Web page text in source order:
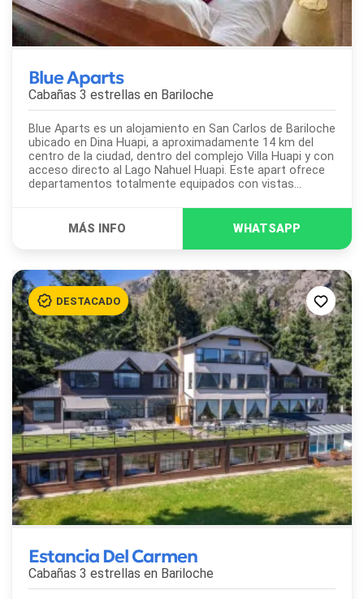
Blue Aparts
Cabañas 3 estrellas en Bariloche
Blue Aparts es un alojamiento en San Carlos de Bariloche
ubicado en Dina Huapi, a aproximadamente 14 km del
centro de la ciudad, dentro del complejo Villa Huapi y con
acceso directo al Lago Nahuel Huapi. Este apart ofrece
departamentos totalmente equipados con vistas
Estancia Del Carmen
Cabañas 3 estrellas en Bariloche